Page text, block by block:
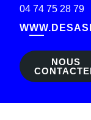
04 74 75 28 79
NOUS